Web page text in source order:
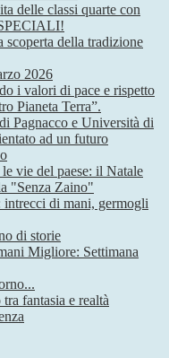
delle classi quarte con
della tradizione
2026
i valori di pace e rispetto
Pianeta Terra”.
Pagnacco e Università di
ad un futuro
vie del paese: il Natale
"Senza Zaino"
di mani, germogli
di storie
Migliore: Settimana
fantasia e realtà